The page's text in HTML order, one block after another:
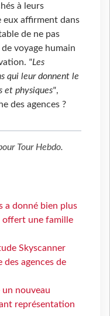
à leurs
eux affirment dans
de ne pas
voyage humain
"Les
qui leur donnent le
et physiques",
des agences ?
Tour Hebdo.
a donné bien plus
offert une famille
Skyscanner
des agences de
nouveau
représentation